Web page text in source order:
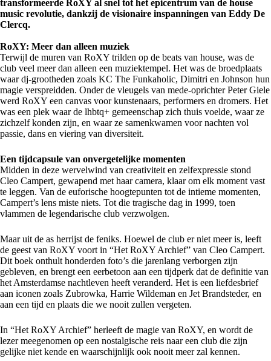
transformeerde RoXY al snel tot het epicentrum van de house
music revolutie, dankzij de visionaire inspanningen van Eddy De
Clercq.
RoXY: Meer dan alleen muziek
Terwijl de muren van RoXY trilden op de beats van house, was de
club veel meer dan alleen een muziektempel. Het was de broedplaats
waar dj-grootheden zoals KC The Funkaholic, Dimitri en Johnson hun
magie verspreidden. Onder de vleugels van mede-oprichter Peter Giele
werd RoXY een canvas voor kunstenaars, performers en dromers. Het
was een plek waar de lhbtq+ gemeenschap zich thuis voelde, waar ze
zichzelf konden zijn, en waar ze samenkwamen voor nachten vol
passie, dans en viering van diversiteit.
Een tijdcapsule van onvergetelijke momenten
Midden in deze wervelwind van creativiteit en zelfexpressie stond
Cleo Campert, gewapend met haar camera, klaar om elk moment vast
te leggen. Van de euforische hoogtepunten tot de intieme momenten,
Campert’s lens miste niets. Tot die tragische dag in 1999, toen
vlammen de legendarische club verzwolgen.
Maar uit de as herrijst de feniks. Hoewel de club er niet meer is, leeft
de geest van RoXY voort in “Het RoXY Archief” van Cleo Campert.
Dit boek onthult honderden foto’s die jarenlang verborgen zijn
gebleven, en brengt een eerbetoon aan een tijdperk dat de definitie van
het Amsterdamse nachtleven heeft veranderd. Het is een liefdesbrief
aan iconen zoals Zubrowka, Harrie Wildeman en Jet Brandsteder, en
aan een tijd en plaats die we nooit zullen vergeten.
In “Het RoXY Archief” herleeft de magie van RoXY, en wordt de
lezer meegenomen op een nostalgische reis naar een club die zijn
gelijke niet kende en waarschijnlijk ook nooit meer zal kennen.